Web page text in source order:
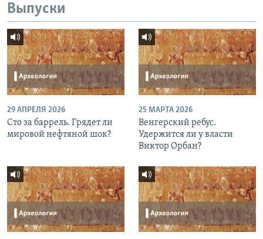
Выпуски
29 АПРЕЛЯ 2026
Сто за баррель. Грядет ли
мировой нефтяной шок?
25 МАРТА 2026
Венгерский ребус.
Удержится ли у власти
Виктор Орбан?